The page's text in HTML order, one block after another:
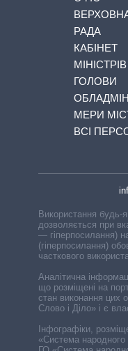
РАДА
КАБІНЕТ
МІНІСТРІВ
ГОЛОВИ
МЕРИ
ВСІ
Використання будь-
дозволяється при
— гіперпосилання)
(гіперпосилання)
часткового
Аналітична
що розміщені на
стан виконання цих
Слово і Діло» і є
Інфографіки,
«Система народного